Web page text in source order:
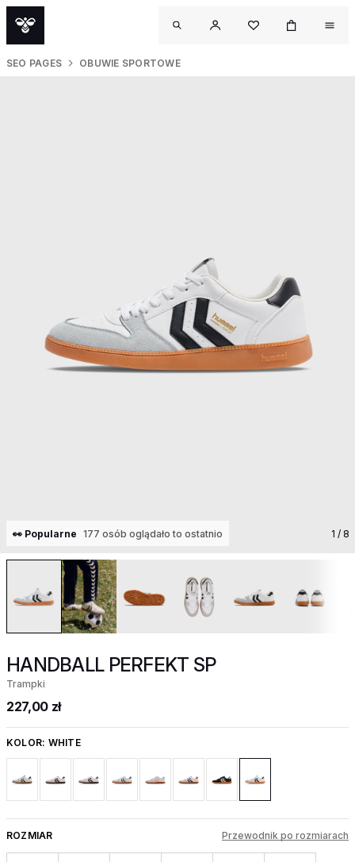
SEO PAGES OBUWIE SPORTOWE
👀 Popularne 177 osób oglądało to ostatnio 1 / 8
HANDBALL PERFEKT SP
Trampki
227,00 zł
KOLOR: WHITE
ROZMIAR Przewodnik po rozmiarach